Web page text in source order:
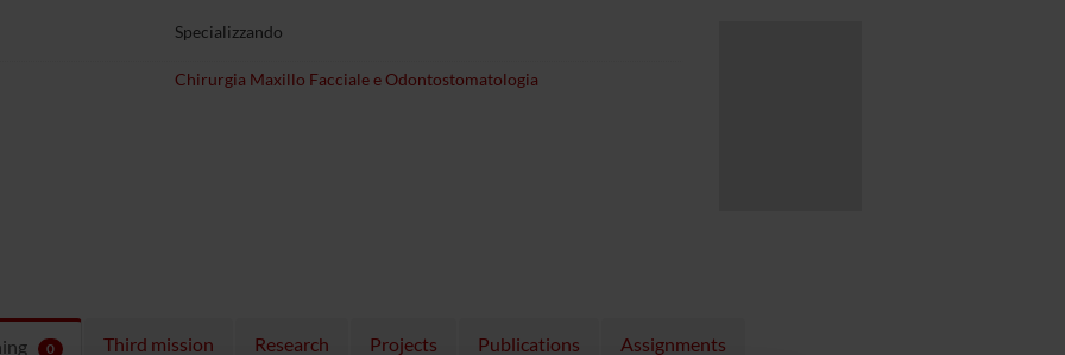
Specializzando
Chirurgia Maxillo Facciale e Odontostomatologia
0 Third mission Research Projects Publications Assignments